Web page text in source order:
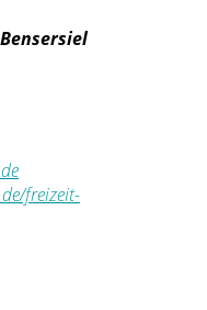
freizeit-